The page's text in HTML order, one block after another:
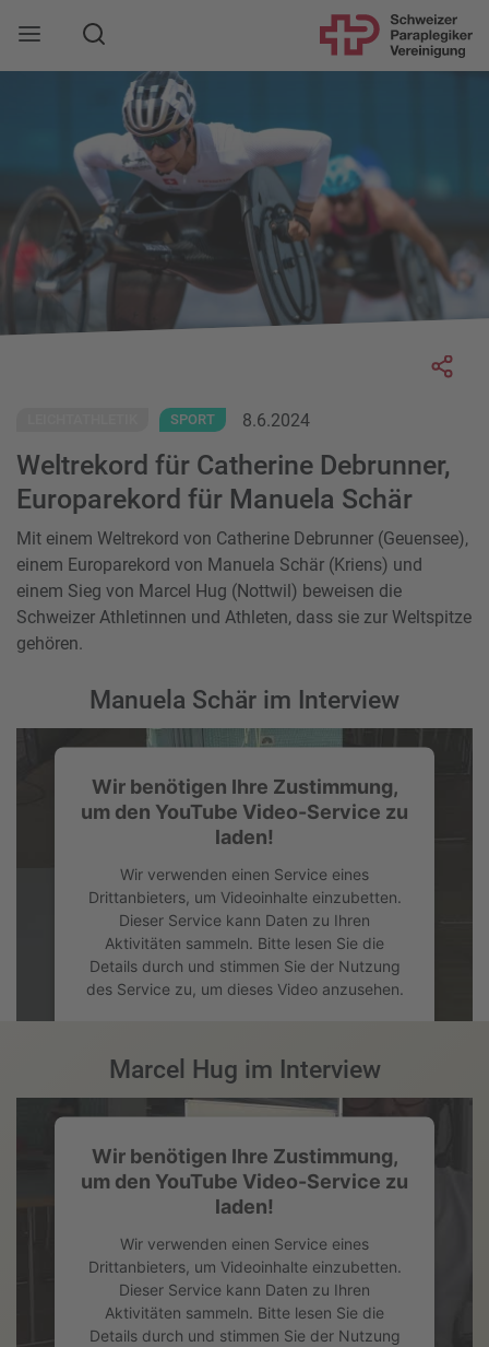
Mobile Navigation öffnen
Suche
SPORT 8.6.2024
Weltrekord für Catherine Debrunner,
Europarekord für Manuela Schär
Mit einem Weltrekord von Catherine Debrunner (Geuensee),
einem Europarekord von Manuela Schär (Kriens) und
einem Sieg von Marcel Hug (Nottwil) beweisen die
Schweizer Athletinnen und Athleten, dass sie zur Weltspitze
gehören.
Manuela Schär im Interview
Wir benötigen Ihre Zustimmung,
um den YouTube Video-Service zu
laden!
Wir verwenden einen Service eines
Drittanbieters, um Videoinhalte einzubetten.
Dieser Service kann Daten zu Ihren
Aktivitäten sammeln. Bitte lesen Sie die
Details durch und stimmen Sie der Nutzung
des Service zu, um dieses Video anzusehen.
Akzeptieren
powered byUsercentrics Consent Management Platform
Marcel Hug im Interview
Wir benötigen Ihre Zustimmung,
um den YouTube Video-Service zu
laden!
Wir verwenden einen Service eines
Drittanbieters, um Videoinhalte einzubetten.
Dieser Service kann Daten zu Ihren
Aktivitäten sammeln. Bitte lesen Sie die
Details durch und stimmen Sie der Nutzung